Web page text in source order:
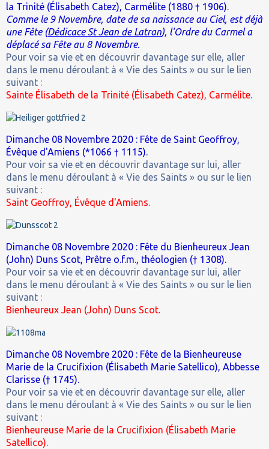
la Trinité (Élisabeth Catez), Carmélite (1880 † 1906).
Comme le 9 Novembre, date de sa naissance au Ciel, est déjà
une Fête (Dédicace St Jean de Latran), l'Ordre du Carmel a
déplacé sa Fête au 8 Novembre.
Pour voir sa vie et en découvrir davantage sur elle, aller
dans le menu déroulant à « Vie des Saints » ou sur le lien
suivant :
Sainte Élisabeth de la Trinité (Élisabeth Catez), Carmélite.
Dimanche 08 Novembre 2020 : Fête de Saint Geoffroy,
Évêque d'Amiens (*1066 † 1115).
Pour voir sa vie et en découvrir davantage sur lui, aller
dans le menu déroulant à « Vie des Saints » ou sur le lien
suivant :
Saint Geoffroy, Évêque d'Amiens.
Dimanche 08 Novembre 2020 : Fête du Bienheureux Jean
(John) Duns Scot, Prêtre o.f.m., théologien († 1308).
Pour voir sa vie et en découvrir davantage sur lui, aller
dans le menu déroulant à « Vie des Saints » ou sur le lien
suivant :
Bienheureux Jean (John) Duns Scot.
Dimanche 08 Novembre 2020 : Fête de la Bienheureuse
Marie de la Crucifixion (Élisabeth Marie Satellico), Abbesse
Clarisse († 1745).
Pour voir sa vie et en découvrir davantage sur elle, aller
dans le menu déroulant à « Vie des Saints » ou sur le lien
suivant :
Bienheureuse Marie de la Crucifixion (Élisabeth Marie
Satellico).